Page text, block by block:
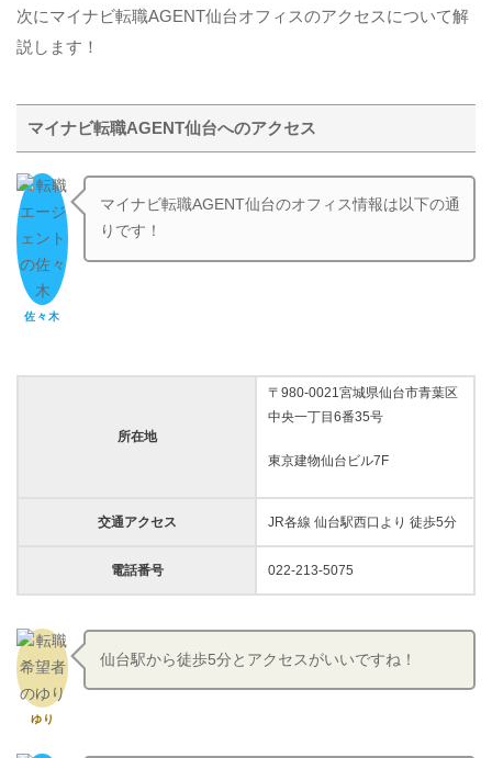
次にマイナビ転職AGENT仙台オフィスのアクセスについて解
説します！
マイナビ転職AGENT仙台へのアクセス
佐々木
マイナビ転職AGENT仙台のオフィス情報は以下の通
りです！
所在地
〒980-0021宮城県仙台市青葉区
中央一丁目6番35号
東京建物仙台ビル7F
交通アクセス JR各線 仙台駅西口より 徒歩5分
電話番号 022-213-5075
ゆり
仙台駅から徒歩5分とアクセスがいいですね！